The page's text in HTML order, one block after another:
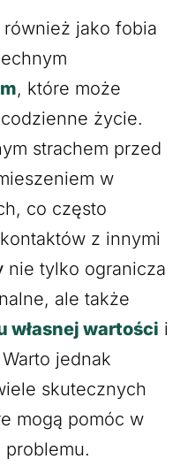
również jako fobia
, które może
życie.
strachem przed
w
co często
z innymi
nie tylko ogranicza
ale także
własnej wartości i
jednak
skutecznych
mogą pomóc w